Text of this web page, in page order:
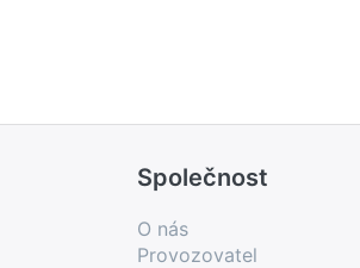
Společnost
O nás
Provozovatel